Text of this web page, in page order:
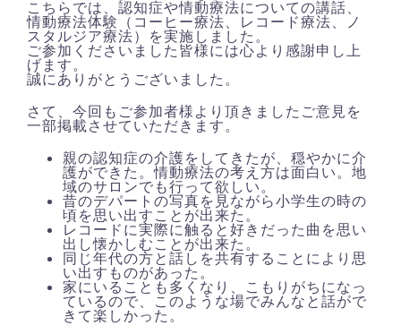
こちらでは、認知症や情動療法についての講話、
情動療法体験（コーヒー療法、レコード療法、ノ
スタルジア療法）を実施しました。
ご参加くださいました皆様には心より感謝申し上
げます。
誠にありがとうございました。
さて、今回もご参加者様より頂きましたご意見を
一部掲載させていただきます。
親の認知症の介護をしてきたが、穏やかに介
護ができた。情動療法の考え方は面白い。地
域のサロンでも行って欲しい。
昔のデパートの写真を見ながら小学生の時の
頃を思い出すことが出来た。
レコードに実際に触ると好きだった曲を思い
出し懐かしむことが出来た。
同じ年代の方と話しを共有することにより思
い出すものがあった。
家にいることも多くなり、こもりがちになっ
ているので、このような場でみんなと話がで
きて楽しかった。